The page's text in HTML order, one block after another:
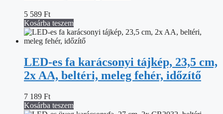
5 589 Ft
Kosárba teszem
LED-es fa karácsonyi tájkép, 23,5 cm,
2x AA, beltéri, meleg fehér, időzítő
7 189 Ft
Kosárba teszem